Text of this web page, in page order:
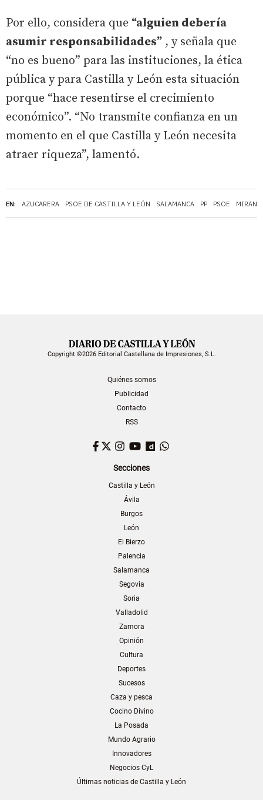
EN: AZUCARERA PSOE DE CASTILLA Y LEÓN SALAMANCA PP PSOE
Por ello, considera que “alguien debería
asumir responsabilidades” , y señala que
“no es bueno” para las instituciones, la ética
pública y para Castilla y León esta situación
porque “hace resentirse el crecimiento
económico”. “No transmite confianza en un
momento en el que Castilla y León necesita
atraer riqueza”, lamentó.
Copyright ©2026 Editorial Castellana de Impresiones, S.L.
Quiénes somos
Publicidad
Contacto
RSS
Facebook
TwitterInstagram
YouTubeDailymotion
Secciones
Castilla y León
Ávila
Burgos
León
El Bierzo
Palencia
Salamanca
Segovia
Soria
Valladolid
Zamora
Opinión
Cultura
Deportes
Sucesos
Caza y pesca
Cocino Divino
La Posada
Mundo Agrario
Innovadores
Negocios CyL
Últimas noticias de Castilla y León